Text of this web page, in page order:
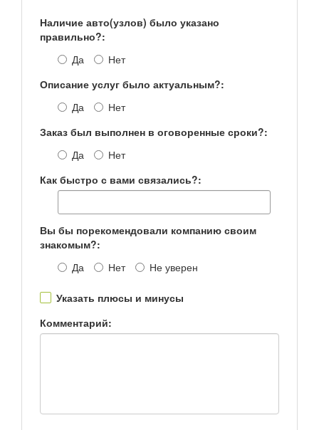
Наличие авто(узлов) было указано
правильно?:
Да
Нет
Описание услуг было актуальным?:
Да
Нет
Заказ был выполнен в оговоренные сроки?:
Да
Нет
Как быстро с вами связались?:
Вы бы порекомендовали компанию своим
знакомым?:
Да
Нет Не уверен
Указать плюсы и минусы
Комментарий: